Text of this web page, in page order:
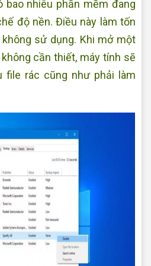
bao nhiêu phần mềm đang
độ nền. Điều này làm tốn
sử dụng. Khi mở một
cần thiết, máy tính sẽ
file rác cũng như phải làm